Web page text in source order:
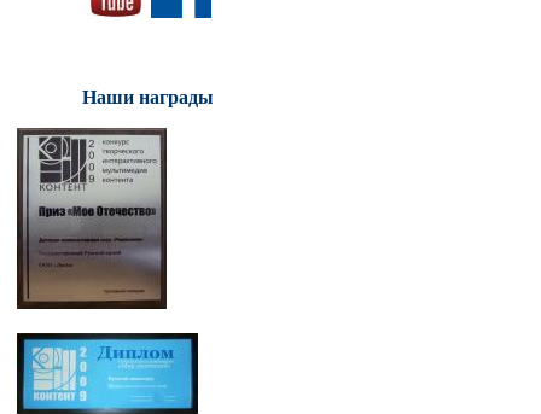
Наши награды